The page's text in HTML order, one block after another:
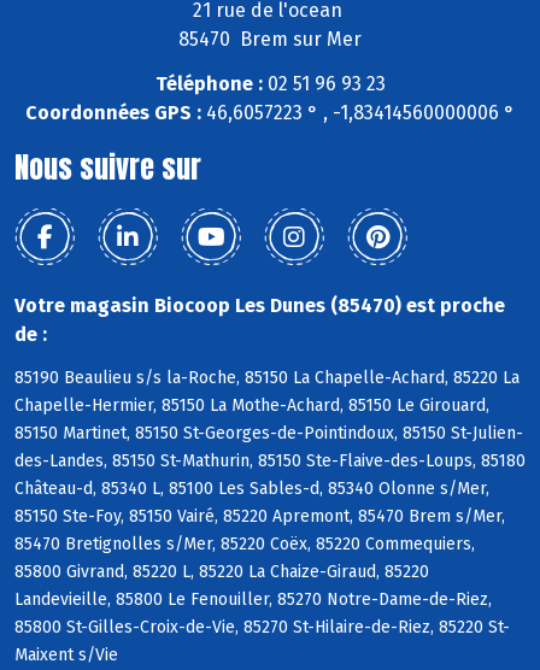
21 rue de l'ocean
85470 Brem sur Mer
Téléphone :02 51 96 93 23
Coordonnées GPS : 46,6057223 ° , -1,83414560000006 °
Nous suivre sur
Votre magasin Biocoop Les Dunes (85470) est proche
de :
85190 Beaulieu s/s la-Roche, 85150 La Chapelle-Achard, 85220 La
Chapelle-Hermier, 85150 La Mothe-Achard, 85150 Le Girouard,
85150 Martinet, 85150 St-Georges-de-Pointindoux, 85150 St-Julien-
des-Landes, 85150 St-Mathurin, 85150 Ste-Flaive-des-Loups, 85180
Château-d, 85340 L, 85100 Les Sables-d, 85340 Olonne s/Mer,
85150 Ste-Foy, 85150 Vairé, 85220 Apremont, 85470 Brem s/Mer,
85470 Bretignolles s/Mer, 85220 Coëx, 85220 Commequiers,
85800 Givrand, 85220 L, 85220 La Chaize-Giraud, 85220
Landevieille, 85800 Le Fenouiller, 85270 Notre-Dame-de-Riez,
85800 St-Gilles-Croix-de-Vie, 85270 St-Hilaire-de-Riez, 85220 St-
Maixent s/Vie